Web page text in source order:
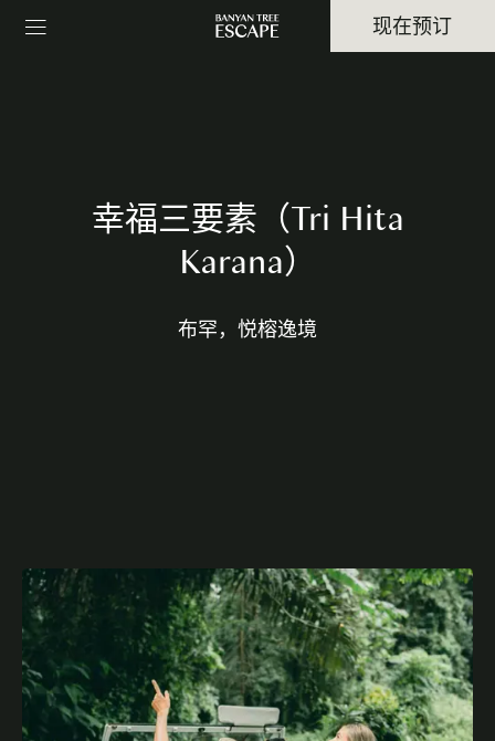
现在预订
幸福三要素（Tri Hita
Karana）
布罕，悦榕逸境